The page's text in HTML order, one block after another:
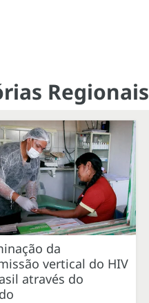
Regionais
da
vertical do HIV
através do